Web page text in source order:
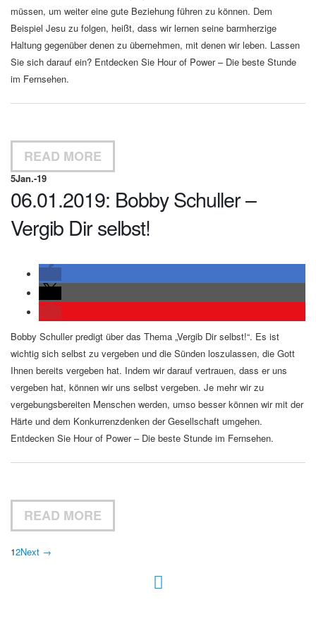
müssen, um weiter eine gute Beziehung führen zu können. Dem
Beispiel Jesu zu folgen, heißt, dass wir lernen seine barmherzige
Haltung gegenüber denen zu übernehmen, mit denen wir leben. Lassen
Sie sich darauf ein? Entdecken Sie Hour of Power – Die beste Stunde
im Fernsehen.
READ MORE
5Jan.-19
06.01.2019: Bobby Schuller –
Vergib Dir selbst!
Bobby Schuller predigt über das Thema „Vergib Dir selbst!“. Es ist
wichtig sich selbst zu vergeben und die Sünden loszulassen, die Gott
Ihnen bereits vergeben hat. Indem wir darauf vertrauen, dass er uns
vergeben hat, können wir uns selbst vergeben. Je mehr wir zu
vergebungsbereiten Menschen werden, umso besser können wir mit der
Härte und dem Konkurrenzdenken der Gesellschaft umgehen.
Entdecken Sie Hour of Power – Die beste Stunde im Fernsehen.
READ MORE
12Next →